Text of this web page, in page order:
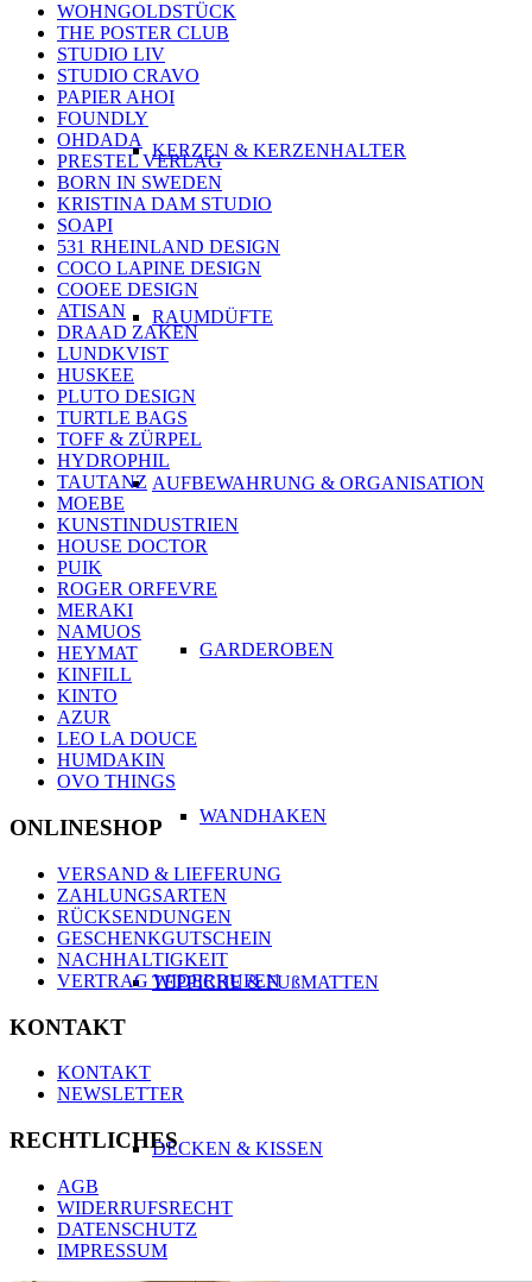
KERZEN & KERZENHALTER
RAUMDÜFTE
AUFBEWAHRUNG & ORGANISATION
GARDEROBEN
WANDHAKEN
TEPPICHE & FUßMATTEN
DECKEN & KISSEN
WOHNGOLDSTÜCK
THE POSTER CLUB
STUDIO LIV
STUDIO CRAVO
PAPIER AHOI
FOUNDLY
OHDADA
PRESTEL VERLAG
BORN IN SWEDEN
KRISTINA DAM STUDIO
SOAPI
531 RHEINLAND DESIGN
COCO LAPINE DESIGN
COOEE DESIGN
ATISAN
DRAAD ZAKEN
LUNDKVIST
HUSKEE
PLUTO DESIGN
TURTLE BAGS
TOFF & ZÜRPEL
HYDROPHIL
TAUTANZ
MOEBE
KUNSTINDUSTRIEN
HOUSE DOCTOR
PUIK
ROGER ORFEVRE
MERAKI
NAMUOS
HEYMAT
KINFILL
KINTO
AZUR
LEO LA DOUCE
HUMDAKIN
OVO THINGS
ONLINESHOP
VERSAND & LIEFERUNG
ZAHLUNGSARTEN
RÜCKSENDUNGEN
GESCHENKGUTSCHEIN
NACHHALTIGKEIT
VERTRAG WIDERRUFEN
KONTAKT
KONTAKT
NEWSLETTER
RECHTLICHES
AGB
WIDERRUFSRECHT
DATENSCHUTZ
IMPRESSUM